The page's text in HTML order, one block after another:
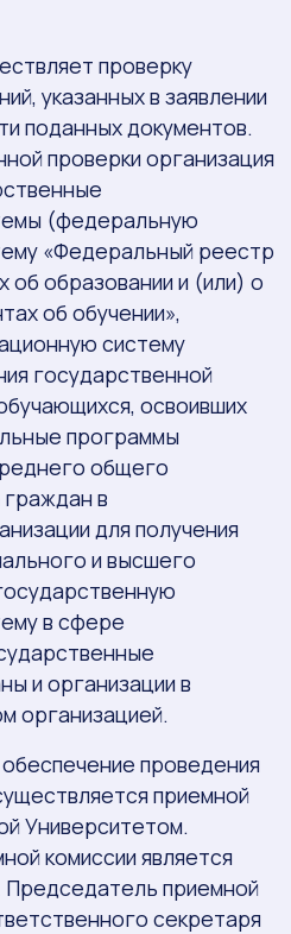
проверку
указанных в заявлении
поданных документов.
проверки организация
(федеральную
«Федеральный реестр
об образовании и (или) о
об обучении»,
систему
государственной
освоивших
программы
общего
граждан в
для получения
и высшего
в сфере
и организации в
организацией.
проведения
приемной
Университетом.
комиссии является
приемной
секретаря